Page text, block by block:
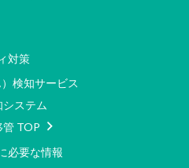
対策
検知サービス
システム
TOP
必要な情報